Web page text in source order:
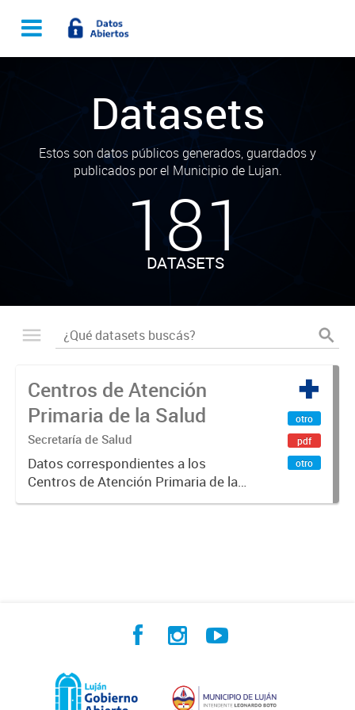
Datasets
Estos son datos públicos generados, guardados y
publicados por el Municipio de Lujan.
181
DATASETS
Centros de Atención
Primaria de la Salud
Secretaría de Salud
Datos correspondientes a los
Centros de Atención Primaria de la
Salud del Partido de Luján.
otro
pdf
otro